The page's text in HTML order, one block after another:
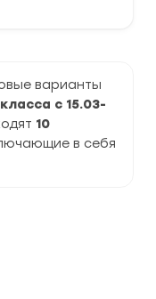
варианты
с 15.03-
10
в себя